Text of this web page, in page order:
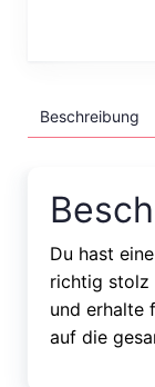
Beschreibung
Du hast
richtig stolz
und erhalte
auf die